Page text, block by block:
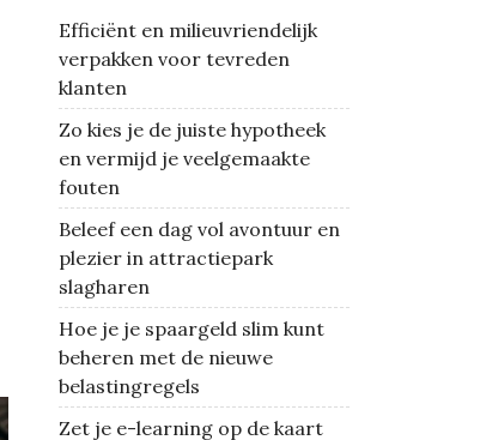
Efficiënt en milieuvriendelijk
verpakken voor tevreden
klanten
Zo kies je de juiste hypotheek
en vermijd je veelgemaakte
fouten
Beleef een dag vol avontuur en
plezier in attractiepark
slagharen
Hoe je je spaargeld slim kunt
beheren met de nieuwe
belastingregels
Zet je e-learning op de kaart